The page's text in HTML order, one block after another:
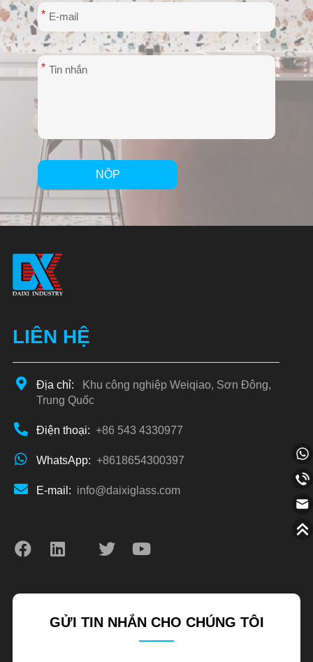
*
*
NỘP
Alternative:
LIÊN HỆ
Địa chỉ:
Khu công nghiệp Weiqiao, Sơn Đông,
Trung Quốc
Điện thoại: +86 543 4330977
WhatsApp: +8618654300397
E-mail: info@daixiglass.com
GỬI TIN NHẮN CHO CHÚNG TÔI